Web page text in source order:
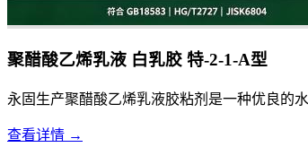
聚醋酸乙烯乳液 白乳胶 特-2-1-A型
永固生产聚醋酸乙烯乳液胶粘剂是一种优良的
查看详情 →